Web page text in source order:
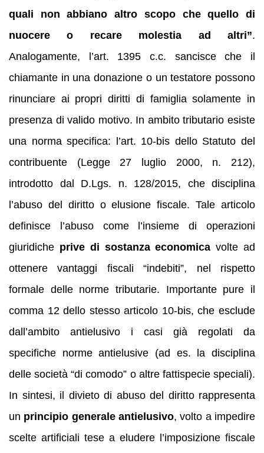
quali non abbiano altro scopo che quello di
nuocere o recare molestia ad altri”.
Analogamente, l’art. 1395 c.c. sancisce che il
chiamante in una donazione o un testatore possono
rinunciare ai propri diritti di famiglia solamente in
presenza di valido motivo. In ambito tributario esiste
una norma specifica: l’art. 10-bis dello Statuto del
contribuente (Legge 27 luglio 2000, n. 212),
introdotto dal D.Lgs. n. 128/2015, che disciplina
l’abuso del diritto o elusione fiscale. Tale articolo
definisce l’abuso come l’insieme di operazioni
giuridiche prive di sostanza economica volte ad
ottenere vantaggi fiscali “indebiti”, nel rispetto
formale delle norme tributarie. Importante pure il
comma 12 dello stesso articolo 10-bis, che esclude
dall’ambito antielusivo i casi già regolati da
specifiche norme antielusive (ad es. la disciplina
delle società “di comodo” o altre fattispecie speciali).
In sintesi, il divieto di abuso del diritto rappresenta
un principio generale antielusivo, volto a impedire
scelte artificiali tese a eludere l’imposizione fiscale